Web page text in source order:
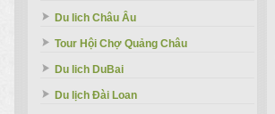
Du lich Châu Âu
Tour Hội Chợ Quảng Châu
Du lich DuBai
Du lịch Đài Loan